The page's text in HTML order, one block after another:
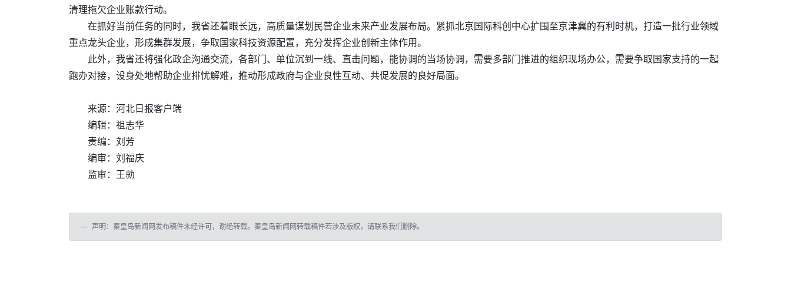
清理拖欠企业账款行动。
在抓好当前任务的同时，我省还着眼长远，高质量谋划民营企业未来产业发展布局。紧抓北京国际科创中心扩围至京津冀的有利时机，打造一批行业领域
重点龙头企业，形成集群发展，争取国家科技资源配置，充分发挥企业创新主体作用。
此外，我省还将强化政企沟通交流，各部门、单位沉到一线、直击问题，能协调的当场协调，需要多部门推进的组织现场办公，需要争取国家支持的一起
跑办对接，设身处地帮助企业排忧解难，推动形成政府与企业良性互动、共促发展的良好局面。
来源：河北日报客户端
编辑：祖志华
责编：刘芳
编审：刘福庆
监审：王勍
声明：秦皇岛新闻网发布稿件未经许可，谢绝转载。秦皇岛新闻网转载稿件若涉及版权，请联系我们删除。